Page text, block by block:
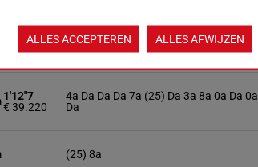
1'14"2
3a (25) 9a Da Da 2a 0a 4a Da 7a 7a 5a
1'12"7
€ 39.220
4a Da Da Da 7a (25) Da 3a 8a 0a Da 0a
Da
(25) 8a
ALLES ACCEPTEREN ALLES AFWIJZEN